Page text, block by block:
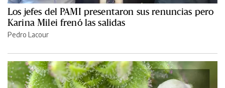
Los jefes del PAMI presentaron sus renuncias pero
Karina Milei frenó las salidas
Pedro Lacour